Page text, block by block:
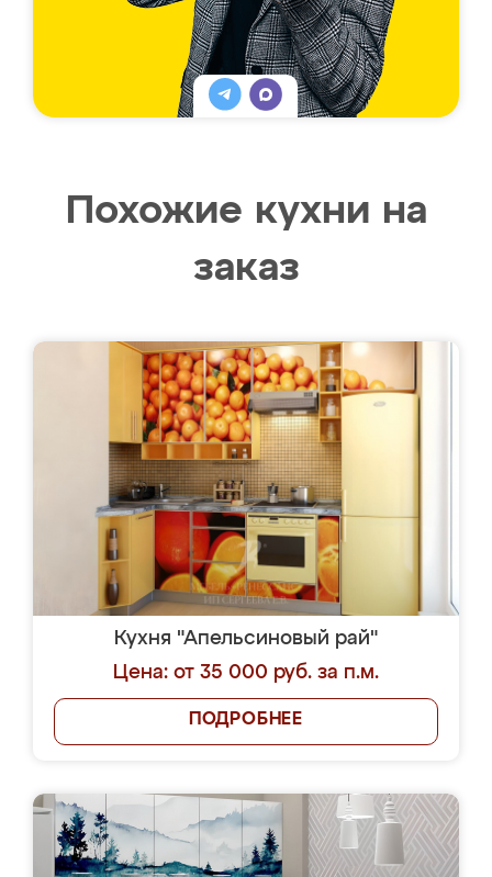
Похожие кухни на
заказ
Кухня "Апельсиновый рай"
Цена: от 35 000 руб. за п.м.
ПОДРОБНЕЕ